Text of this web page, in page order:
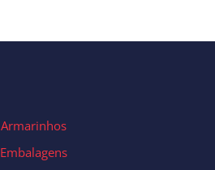
Armarinhos
Embalagens